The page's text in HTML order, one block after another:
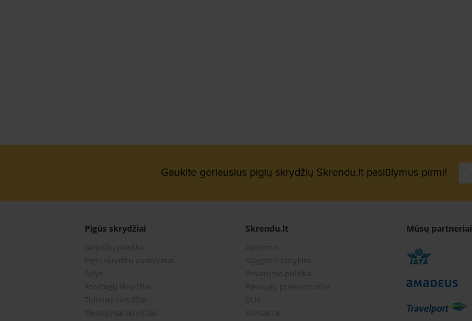
Gaukite geriausius pigių skrydžių Skrendu.lt pasiūlymus pirmi!
Pigūs skrydžiai Skrendu.lt Mūsų partneriai